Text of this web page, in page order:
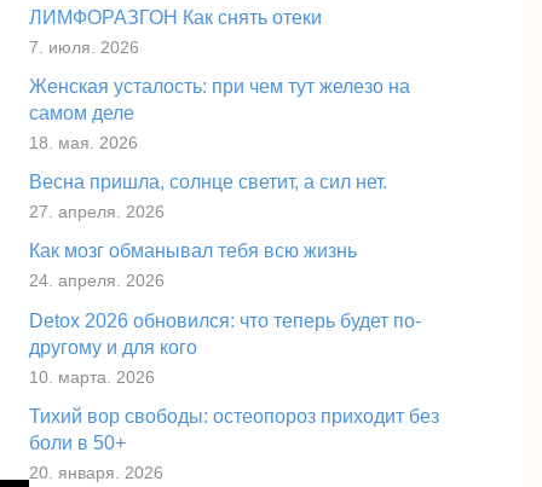
ЛИМФОРАЗГОН Как снять отеки
7. июля. 2026
Женская усталость: при чем тут железо на
самом деле
18. мая. 2026
Весна пришла, солнце светит, а сил нет.
27. апреля. 2026
Как мозг обманывал тебя всю жизнь
24. апреля. 2026
Detox 2026 обновился: что теперь будет по-
другому и для кого
10. марта. 2026
Тихий вор свободы: остеопороз приходит без
боли в 50+
20. января. 2026